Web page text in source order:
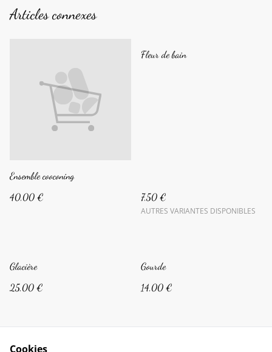
Articles connexes
Ensemble cooconing
40,00 €
Fleur de bain
7,50 €
AUTRES VARIANTES DISPONIBLES
Glacière
25,00 €
Gourde
14,00 €
Cookies